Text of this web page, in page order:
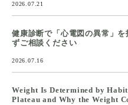
2026.07.21
健康診断で「心電図の異常」
ずご相談ください
2026.07.16
Weight Is Determined by
Plateau and Why the Weight